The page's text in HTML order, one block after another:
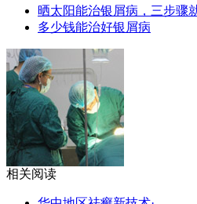
晒太阳能治银屑病，三步骤
多少钱能治好银屑病
相关阅读